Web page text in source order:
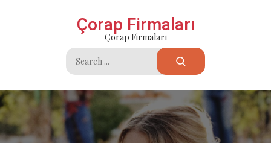
Çorap Firmaları
Çorap Firmaları
Search
for: